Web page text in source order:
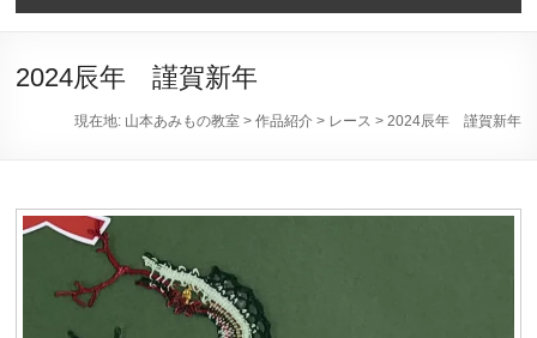
ニ
ー
2024辰年 謹賀新年
現在地: 山本あみもの教室> 作品紹介> レース > 2024辰年 謹賀新年